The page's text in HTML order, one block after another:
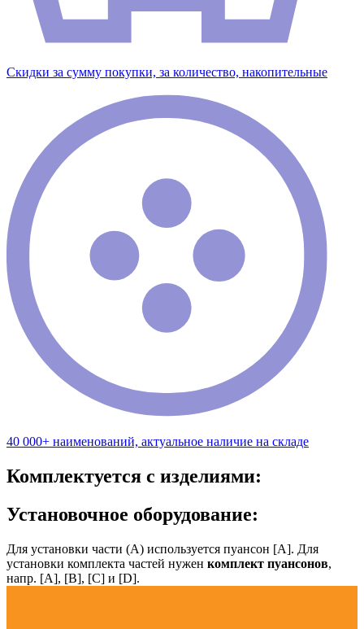
Скидки за сумму покупки, за количество, накопительные
40 000+ наименований, актуальное наличие на складе
Комплектуется с изделиями:
Установочное оборудование:
Для установки части (А) используется пуансон [А]. Для
установки комплекта частей нужен комплект пуансонов,
напр. [А], [B], [С] и [D].